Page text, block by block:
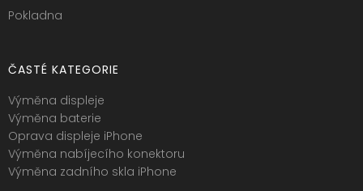
Pokladna
ČASTÉ KATEGORIE
Výměna displeje
Výměna baterie
Oprava displeje iPhone
Výměna nabíjecího konektoru
Výměna zadního skla iPhone